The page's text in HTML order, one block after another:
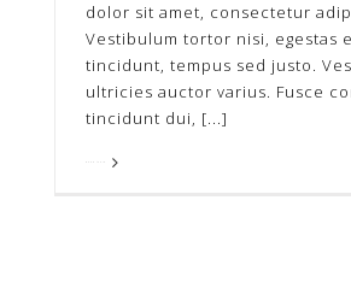
dolor sit amet, consectetur
Vestibulum tortor nisi, egestas
tincidunt, tempus sed justo.
ultricies auctor varius. Fusce
tincidunt dui, [...]